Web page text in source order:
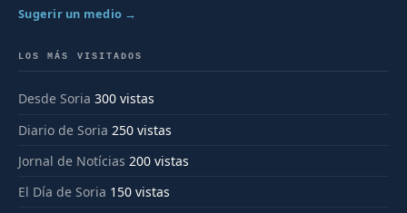
Sugerir un medio →
LOS MÁS VISITADOS
Desde Soria 300 vistas
Diario de Soria 250 vistas
Jornal de Notícias 200 vistas
El Día de Soria 150 vistas